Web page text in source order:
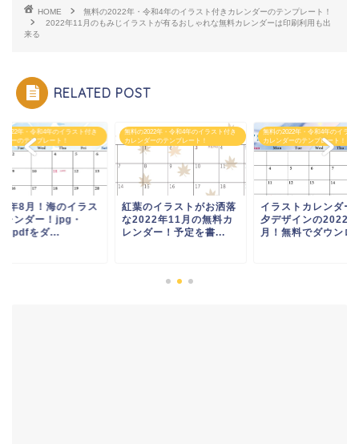
HOME
無料の2022年・令和4年のイラスト付きカレンダーのテンプレート！
2022年11月のもみじイラストが有るおしゃれな無料カレンダーは印刷利用も出
来る
RELATED POST
2022年・令和4年のイラスト付き
ダーのテンプレート！
年8月！海のイラス
レンダー！jpg・
pdfをダ...
無料の2022年・令和4年のイラスト付き
カレンダーのテンプレート！
紅葉のイラストがお洒落
な2022年11月の無料カ
レンダー！予定を書...
無料の2022年・令和4年のイラス
カレンダーのテンプレート！
イラストカレンダー
夕デザインの2022
月！無料でダウンロ